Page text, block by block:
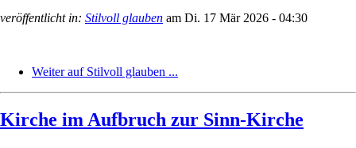
veröffentlicht in: Stilvoll glauben am Di. 17 Mär 2026 - 04:30
Weiter auf Stilvoll glauben ...
Kirche im Aufbruch zur Sinn-Kirche